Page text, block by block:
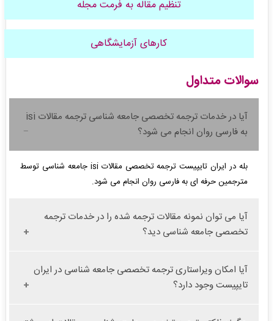
تنظیم مقاله به فرمت مجله
کارهای آزمایشگاهی
سوالات متداول
آیا در خدمات ترجمه تخصصی جامعه شناسی ترجمه مقالات isi
به فارسی روان انجام می شود؟
بله در ایران تایپیست ترجمه تخصصی مقالات isi جامعه شناسی توسط
مترجمین حرفه ای به فارسی روان انجام می شود.
آیا می توان نمونه مقالات ترجمه شده را در خدمات ترجمه
تخصصی جامعه شناسی دید؟
آیا امکان ویراستاری ترجمه تخصصی جامعه شناسی در ایران
تایپیست وجود دارد؟